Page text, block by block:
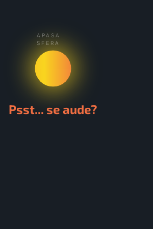
Psst... se aude?
APASA
SFERA